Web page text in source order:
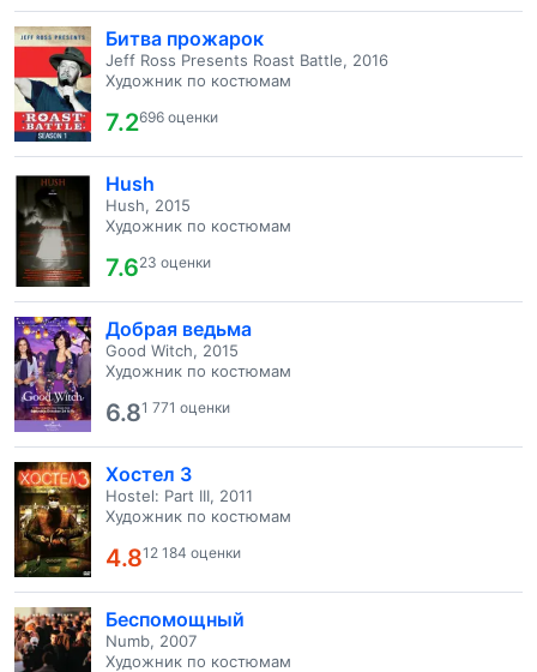
Битва прожарок
Jeff Ross Presents Roast Battle, 2016
Художник по костюмам
7.2696 оценки
Hush
Hush, 2015
Художник по костюмам
7.623 оценки
Добрая ведьма
Good Witch, 2015
Художник по костюмам
6.81 771 оценки
Хостел 3
Hostel: Part III, 2011
Художник по костюмам
4.812 184 оценки
Беспомощный
Numb, 2007
Художник по костюмам